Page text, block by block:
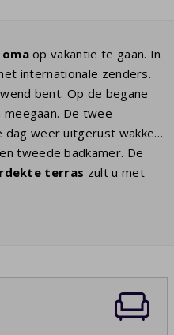
op vakantie te gaan. In
internationale zenders.
bent. Op de begane
meegaan. De twee
weer uitgerust wakker
tweede badkamer. De
terras zult u met